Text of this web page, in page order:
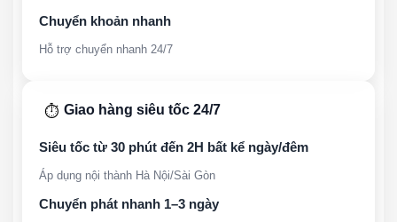
Chuyển khoản nhanh
Hỗ trợ chuyển nhanh 24/7
⏱️ Giao hàng siêu tốc 24/7
Siêu tốc từ 30 phút đến 2H bất kể ngày/đêm
Áp dụng nội thành Hà Nội/Sài Gòn
Chuyển phát nhanh 1–3 ngày